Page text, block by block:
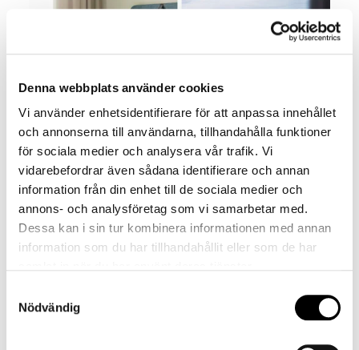
Denna webbplats använder cookies
Vi använder enhetsidentifierare för att anpassa innehållet
och annonserna till användarna, tillhandahålla funktioner
för sociala medier och analysera vår trafik. Vi
vidarebefordrar även sådana identifierare och annan
information från din enhet till de sociala medier och
annons- och analysföretag som vi samarbetar med.
Dessa kan i sin tur kombinera informationen med annan
information som du har tillhandahållit eller som de har
Nödvändig
Classic double
Härliga dubbelrum med lyxig kingsizesäng och en
magnifik utsikt över staden och havet.